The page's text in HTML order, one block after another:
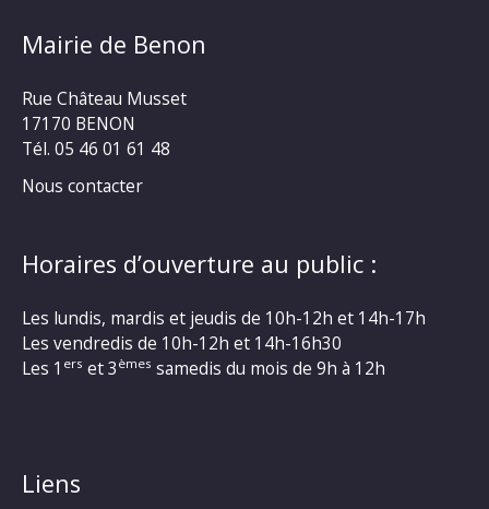
Mairie de Benon
Rue Château Musset
17170 BENON
Tél. 05 46 01 61 48
Nous contacter
Horaires d’ouverture au public :
Les lundis, mardis et jeudis de 10h-12h et 14h-17h
Les vendredis de 10h-12h et 14h-16h30
Les 1 ers et 3 èmes samedis du mois de 9h à 12h
Liens